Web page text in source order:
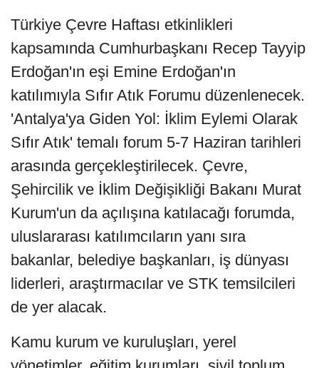
Türkiye Çevre Haftası etkinlikleri
kapsamında Cumhurbaşkanı Recep Tayyip
Erdoğan'ın eşi Emine Erdoğan'ın
katılımıyla Sıfır Atık Forumu düzenlenecek.
'Antalya'ya Giden Yol: İklim Eylemi Olarak
Sıfır Atık' temalı forum 5-7 Haziran tarihleri
arasında gerçekleştirilecek. Çevre,
Şehircilik ve İklim Değişikliği Bakanı Murat
Kurum'un da açılışına katılacağı forumda,
uluslararası katılımcıların yanı sıra
bakanlar, belediye başkanları, iş dünyası
liderleri, araştırmacılar ve STK temsilcileri
de yer alacak.
Kamu kurum ve kuruluşları, yerel